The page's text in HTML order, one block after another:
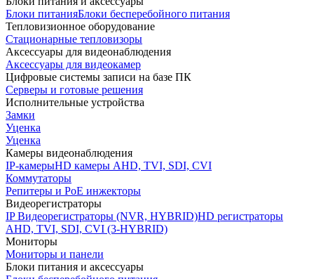
Блоки питанияБлоки бесперебойного питания
Тепловизионное оборудование
Стационарные тепловизоры
Аксессуары для видеонаблюдения
Аксессуары для видеокамер
Цифровые системы записи на базе ПК
Серверы и готовые решения
Исполнительные устройства
Замки
Уценка
Уценка
Камеры видеонаблюдения
IP-камерыHD камеры AHD, TVI, SDI, CVI
Коммутаторы
Репитеры и PoE инжекторы
Видеорегистраторы
IP Видеорегистраторы (NVR, HYBRID)HD регистраторы
AHD, TVI, SDI, CVI (3-HYBRID)
Мониторы
Мониторы и панели
Блоки питания и аксессуары